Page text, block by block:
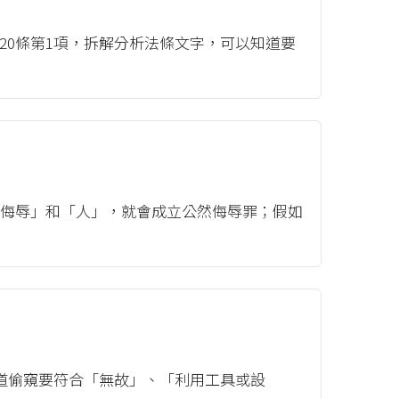
第1項，拆解分析法條文字，可以知道要
辱」和「人」，就會成立公然侮辱罪；假如
窺要符合「無故」、「利用工具或設